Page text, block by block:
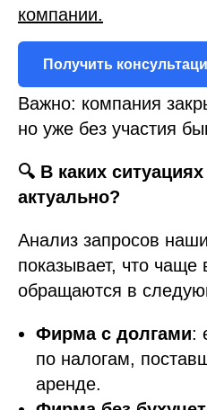
компании.
Получить
Важно: компания
но уже без участия
🔍 В каких
актуально?
Анализ запросов
показывает, что чаще
обращаются в
Фирма с долгами:
по налогам,
аренде.